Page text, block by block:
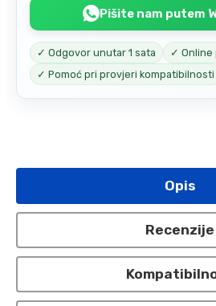
Pišite nam putem
✓ Odgovor unutar 1 sata
✓ Online
✓ Pomoć pri provjeri kompatibilnosti
Opis
Recenzije